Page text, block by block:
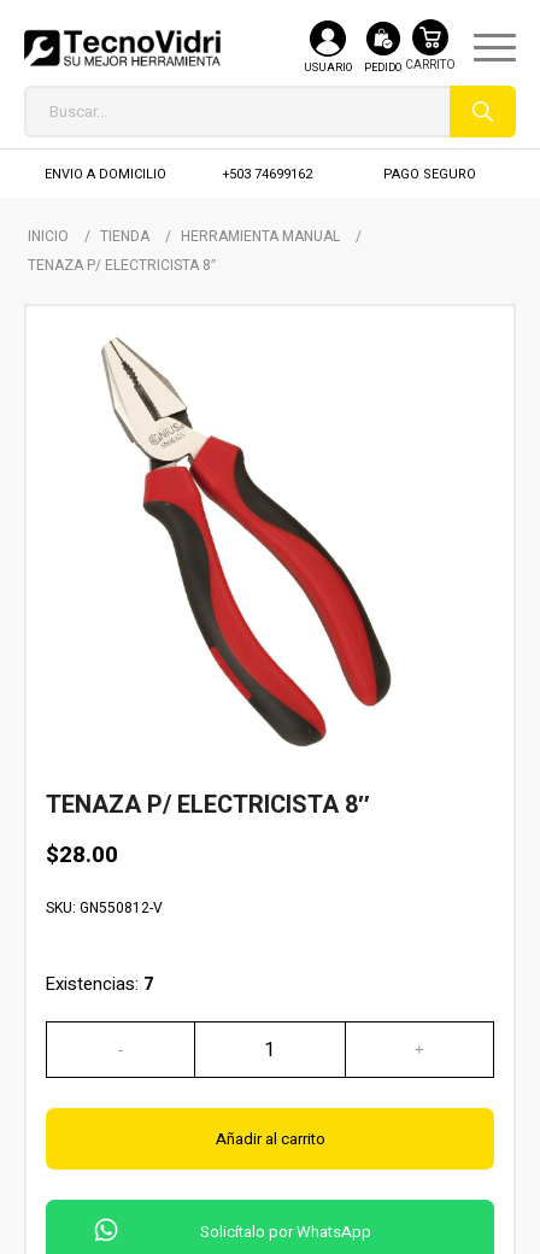
USUARIO PEDIDO
ENVIO A DOMICILIO +503 74699162 PAGO SEGURO
INICIO / TIENDA / HERRAMIENTA MANUAL
/
TENAZA P/ ELECTRICISTA 8″
TENAZA P/ ELECTRICISTA 8″
$28.00
SKU: GN550812-V
Existencias: 7
Añadir al carrito
Solicítalo por WhatsApp